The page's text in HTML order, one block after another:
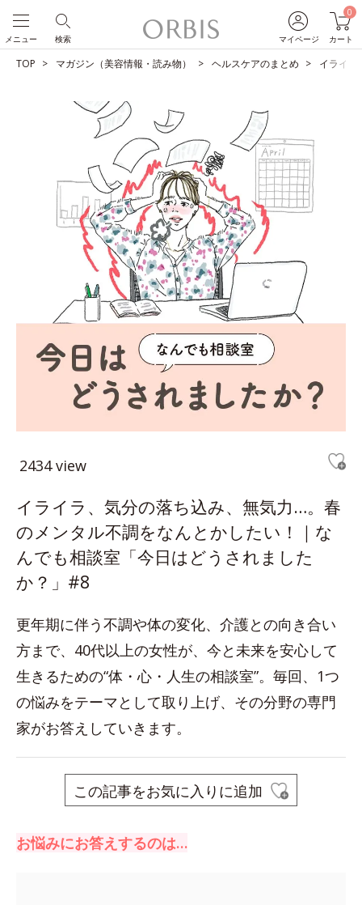
マイページ
0
カート
検索
メニュー
TOP マガジン（美容情報・読み物） ヘルスケアのまとめ イライラ
2434 view
イライラ、気分の落ち込み、無気力…。春
のメンタル不調をなんとかしたい！｜な
んでも相談室「今日はどうされました
か？」#8
更年期に伴う不調や体の変化、介護との向き合い
方まで、40代以上の女性が、今と未来を安心して
生きるための“体・心・人生の相談室”。毎回、1つ
の悩みをテーマとして取り上げ、その分野の専門
家がお答えしていきます。
この記事をお気に入りに追加
お悩みにお答えするのは…